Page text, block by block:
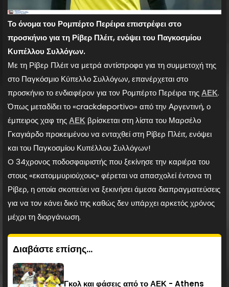
Το όνομα του Ρομπέρτο Περέιρα επιστρέφει στο
προσκήνιο για τη Ρίβερ Πλέιτ, ενόψει του Παγκοσμίου
Κυπέλλου Συλλόγων.
Με τη Ρίβερ Πλέιτ να μετρά αντίστροφα για τη συμμετοχή της
στο Παγκόσμιο Κύπελλο Συλλόγων, επανέρχεται στο
προσκήνιο το ενδιαφέρον για τον Ρομπέρτο Περέιρα τηςΑΕΚ.
Όπως μεταδίδει το «crackdeportivo» από την Αργεντινή, ο
έμπειρος χαφ τηςΑΕΚ βρίσκεται στη λίστα του Μαρσέλο
Γκαγιάρδο προκειμένου να ενταχθεί στη Ρίβερ Πλέιτ, ενόψει
και του Παγκοσμίου Κυπέλλου Συλλόγων!
O 34χρονος ποδοσφαιριστής που ξεκίνησε την καριέρα του
στους «εκατομμυριούχους» φέρεται να απασχολεί έντονα τη
Ρίβερ, η οποία σκοπεύει να ξεκινήσει άμεσα διαπραγματεύσεις
για να τον κάνει δικό της καθώς δεν υπάρχει αρκετός χρόνος
μέχρι τη διοργάνωση.
Διαβάστε επίσης...
Γκολ και φάσεις από το ΑΕΚ - Athens